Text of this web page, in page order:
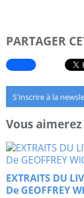
PARTAGER
S'inscrire à la
Vous aimerez
EXTRAITS DU
De GEOFFREY